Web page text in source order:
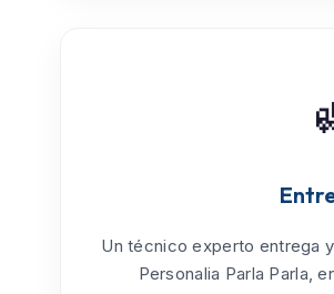
Un técnico experto entrega
Personalia Parla Parla,